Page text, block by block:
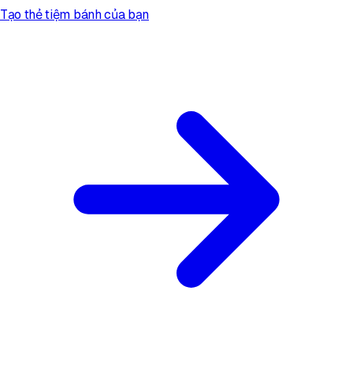
Tạo thẻ tiệm bánh của bạn